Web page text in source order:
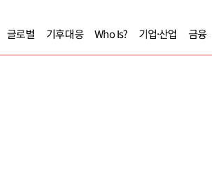
글로벌 기후대응 Who Is? 기업·산업 금융